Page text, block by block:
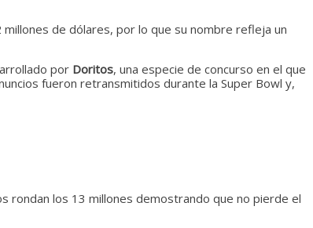
de dólares, por lo que su nombre refleja un
por Doritos, una especie de concurso en el que
fueron retransmitidos durante la Super Bowl y,
rondan los 13 millones demostrando que no pierde el